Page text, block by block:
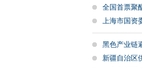
全国首票聚
上海市国
黑色产业链
新疆自治区